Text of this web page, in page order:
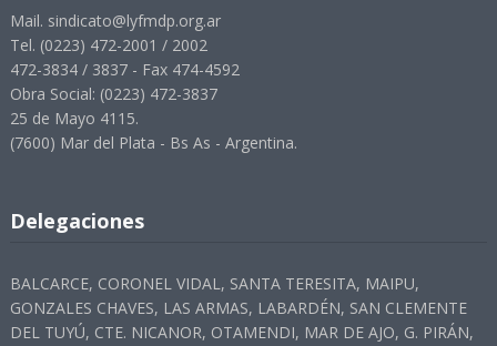
Mail. sindicato@lyfmdp.org.ar
Tel. (0223) 472-2001 / 2002
472-3834 / 3837 - Fax 474-4592
Obra Social: (0223) 472-3837
25 de Mayo 4115.
(7600) Mar del Plata - Bs As - Argentina.
Delegaciones
BALCARCE, CORONEL VIDAL, SANTA TERESITA, MAIPU,
GONZALES CHAVES, LAS ARMAS, LABARDÉN, SAN CLEMENTE
DEL TUYÚ, CTE. NICANOR, OTAMENDI, MAR DE AJO, G. PIRÁN,